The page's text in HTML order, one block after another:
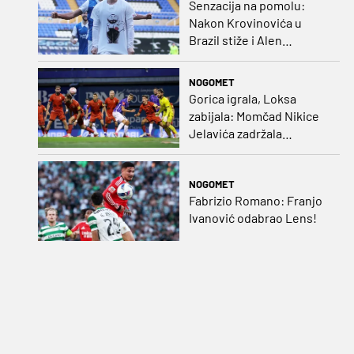
Senzacija na pomolu:
Nakon Krovinovića u
Brazil stiže i Alen
Halilović!?
NOGOMET
Gorica igrala, Loksa
zabijala: Momčad Nikice
Jelavića zadržala
NOGOMET
Fabrizio Romano: Franjo
Ivanović odabrao Lens!